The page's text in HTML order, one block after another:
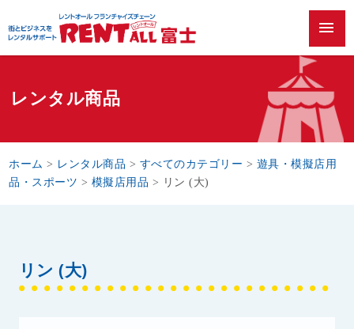
menu
レンタル商品
ホーム > レンタル商品 > すべてのカテゴリー > 遊具・模擬店用
品・スポーツ > 模擬店用品 > リン (大)
リン (大)